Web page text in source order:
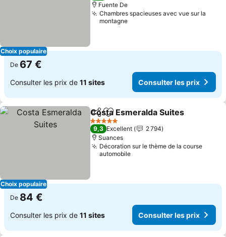
Choix populaire
Fuente De
Chambres spacieuses avec vue sur la
montagne
De 67 €
Consulter les prix de 11 sites Consulter les prix
Choix populaire
PartagerAjouter à mes favoris
Costa Esmeralda Suites
5 Étoiles
9,3 Excellent
2 794
Suances
Décoration sur le thème de la course
automobile
De 84 €
Consulter les prix de 11 sites Consulter les prix